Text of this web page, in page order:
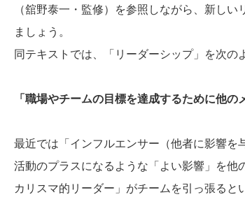
（舘野泰一・監修）
を参照しながら、新しい
ましょう。
同テキストでは、「リーダーシップ」を次の
「職場やチームの目標を達成するために他の
最近では「インフルエンサー（他者に影響
活動のプラスになるような「よい影響」を
カリスマ的リーダー」がチームを引っ張る